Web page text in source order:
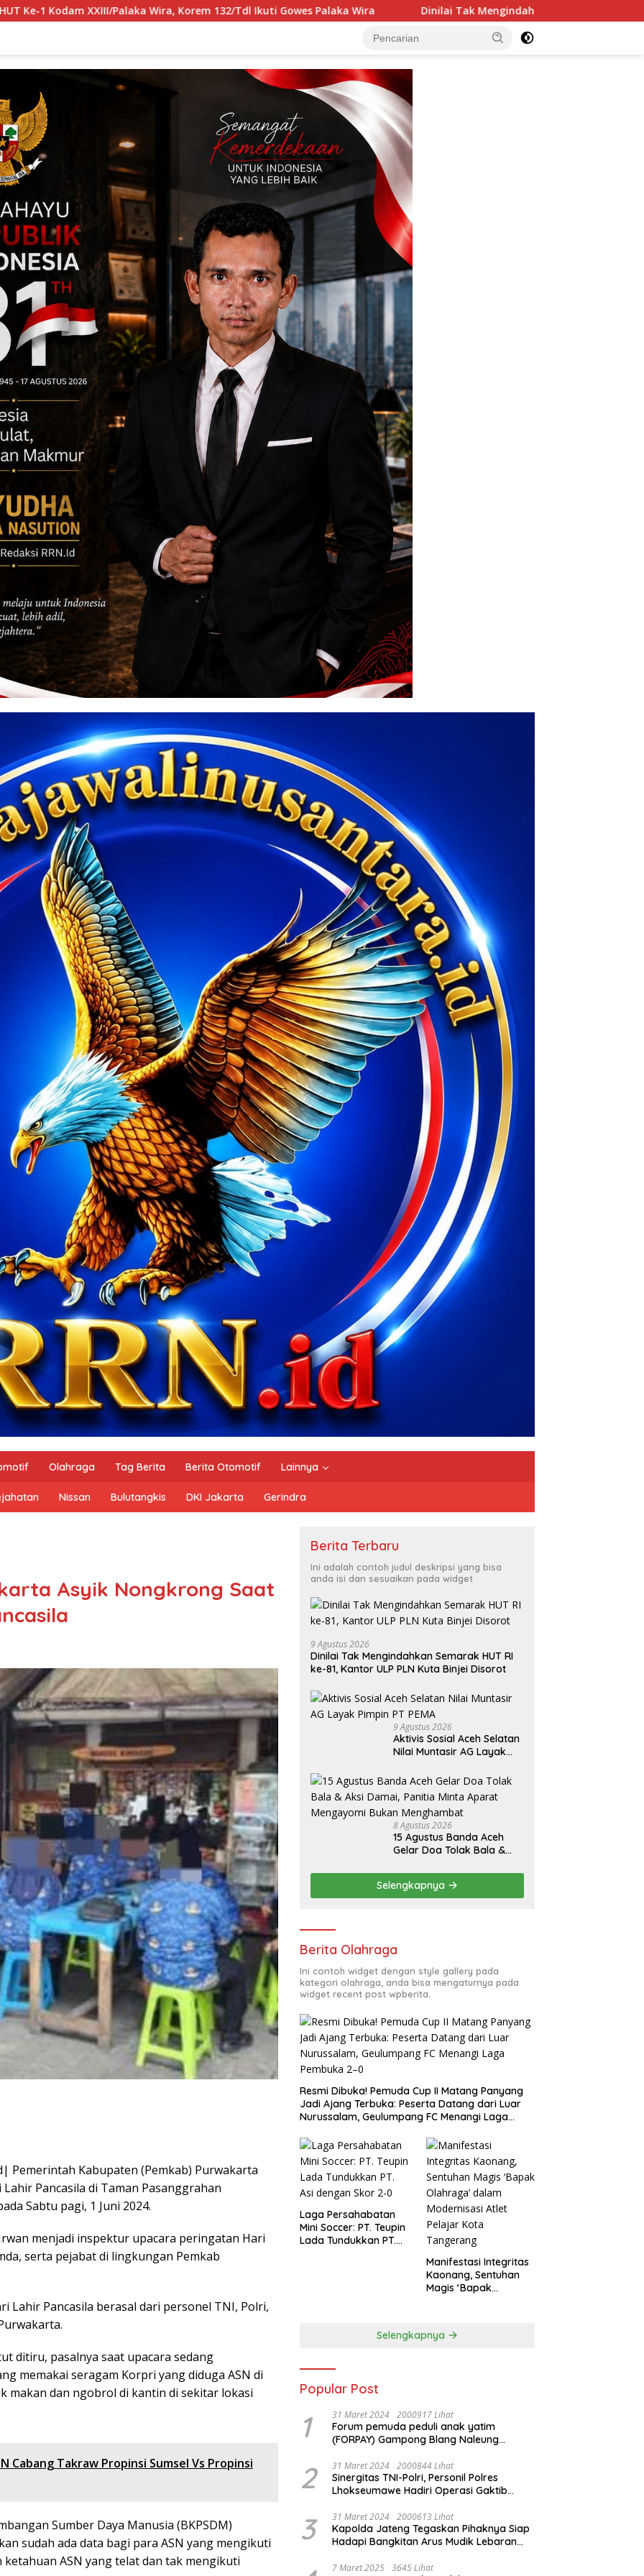
Korem 132/Tdl Ikuti Gowes Palaka Wira Dinilai Tak Mengindahkan Semarak HUT RI ke-81, Kantor ULP PLN Kuta
Olahraga Tag Berita Berita Otomotif Lainnya
Nissan Bulutangkis DKI Jakarta Gerindra
Asyik Nongkrong Saat
Pemerintah Kabupaten (Pemkab) Purwakarta
Pancasila di Taman Pasanggrahan
Sabtu pagi, 1 Juni 2024.
menjadi inspektur upacara peringatan Hari
serta pejabat di lingkungan Pemkab
Lahir Pancasila berasal dari personel TNI, Polri,
ditiru, pasalnya saat upacara sedang
memakai seragam Korpri yang diduga ASN di
makan dan ngobrol di kantin di sekitar lokasi
Cabang Takraw Propinsi Sumsel Vs Propinsi
Sumber Daya Manusia (BKPSDM)
sudah ada data bagi para ASN yang mengikuti
ASN yang telat dan tak mengikuti
Berita Terbaru
Ini adalah contoh judul deskripsi yang bisa
anda isi dan sesuaikan pada widget
9 Agustus 2026
Dinilai Tak Mengindahkan Semarak HUT RI
ke-81, Kantor ULP PLN Kuta Binjei Disorot
9 Agustus 2026
Aktivis Sosial Aceh Selatan
Nilai Muntasir AG Layak
8 Agustus 2026
15 Agustus Banda Aceh
Gelar Doa Tolak Bala &
Aparat Mengayomi Bukan
Menghambat
Selengkapnya
Berita Olahraga
Ini contoh widget dengan style gallery pada
kategori olahraga, anda bisa mengaturnya pada
widget recent post wpberita.
Resmi Dibuka! Pemuda Cup II Matang Panyang
Jadi Ajang Terbuka: Peserta Datang dari Luar
Nurussalam, Geulumpang FC Menangi Laga
Laga Persahabatan
Mini Soccer: PT. Teupin
Lada Tundukkan PT.
Manifestasi Integritas
Kaonang, Sentuhan
Magis ‘Bapak
Tangerang
Selengkapnya
Popular Post
1 31 Maret 2024 2000917 Lihat
Forum pemuda peduli anak yatim
(FORPAY) Gampong Blang Naleung
Santunan Yatim-Piatu
2 31 Maret 2024 2000844 Lihat
Sinergitas TNI-Polri, Personil Polres
Lhokseumawe Hadiri Operasi Gaktib
Wira Rencong
3 31 Maret 2024 2000613 Lihat
Kapolda Jateng Tegaskan Pihaknya Siap
Hadapi Bangkitan Arus Mudik Lebaran
7 Maret 2025 3645 Lihat